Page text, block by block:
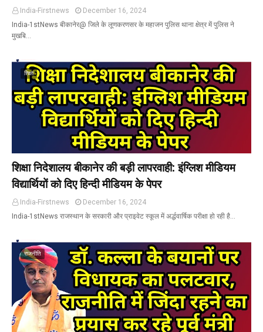
India-Firstnews
December 16, 2024
India-1stNews बीकानेर@ जिले के लूणकरणसर के महाजन पुलिस थाना क्षेत्र में पुलिस ने
मुखबि…
शिक्षा
शिक्षा निदेशालय बीकानेर की बड़ी लापरवाही: इंग्लिश मीडियम
विद्यार्थियों को दिए हिन्दी मीडियम के पेपर
India-Firstnews
December 16, 2024
India-1stNews राजस्थान के सरकारी और प्राइवेट स्कूल में अर्द्धवार्षिक परीक्षा हो रही है…
राजनीति